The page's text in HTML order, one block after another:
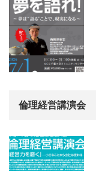
倫理経営講演会